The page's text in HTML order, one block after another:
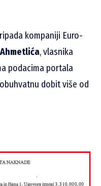
kompaniji Euro-
, vlasnika
podacima portala
dobit više od